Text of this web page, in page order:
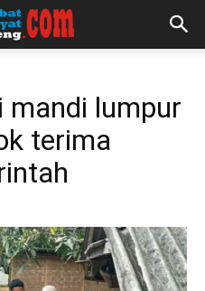
mandi lumpur
terima